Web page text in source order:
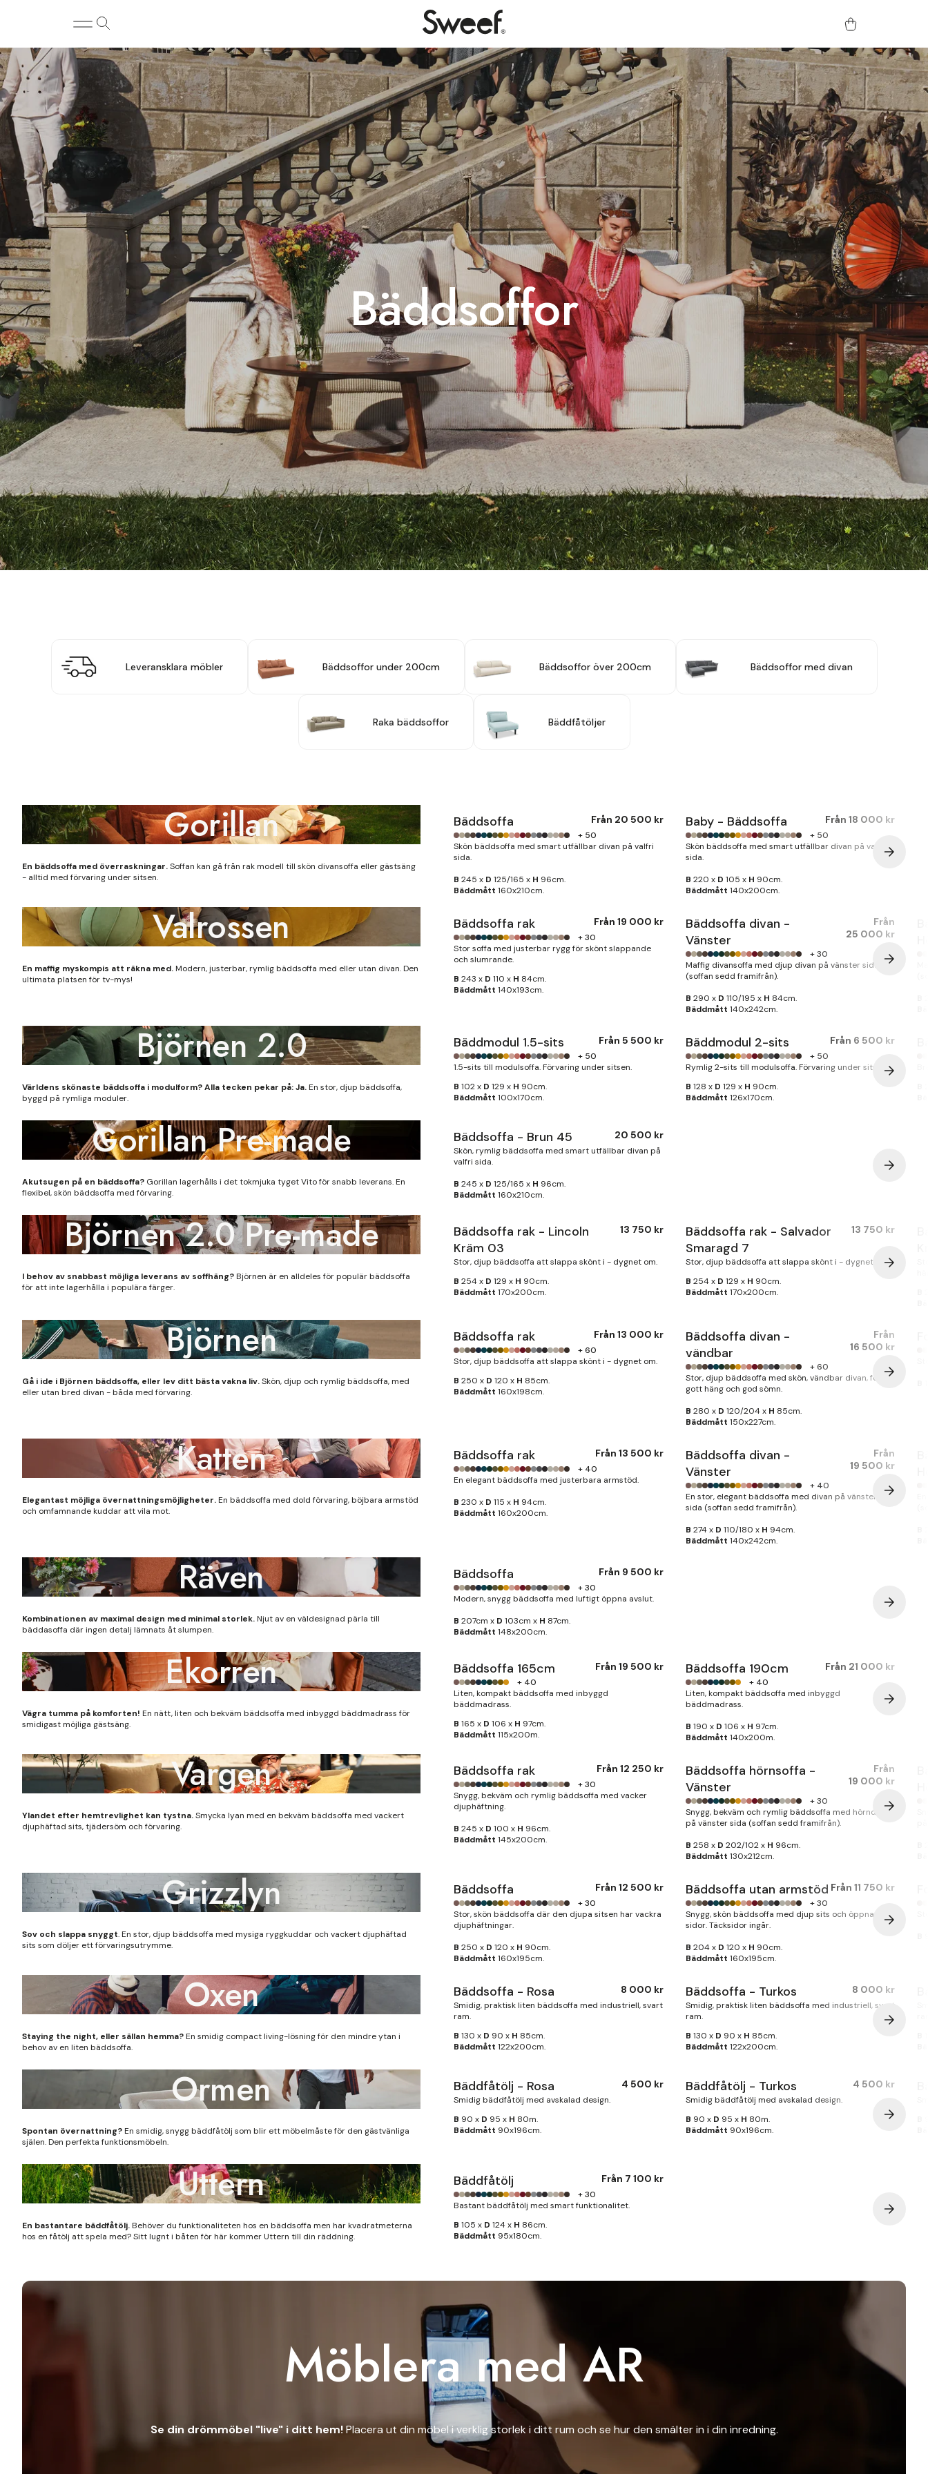
Bäddsoffor
Leveransklara möbler Bäddsoffor under 200cm Bäddsoffor över 200cm Bäddsoffor med divan
Raka bäddsoffor Bäddfåtöljer
Gorillan
En bäddsoffa med överraskningar.Soffan kan gå från rak modell till skön divansoffa eller gästsäng
- alltid med förvaring under sitsen.
Bäddsoffa Från 20 500 kr
+ 50
Skön bäddsoffa med smart utfällbar divan på valfri
sida.
B 245 x D 125/165 x H 96cm.
Bäddmått 160x210cm.
Baby - Bäddsoffa Från 18 000 kr
+ 50
Skön bäddsoffa med smart utfällbar divan på valfri
sida.
B 220 x D 105 xH 90cm.
Bäddmått 140x200cm.
Valrossen
En maffig myskompis att räkna med.Modern, justerbar, rymlig bäddsoffa med eller utan divan. Den
ultimata platsen för tv-mys!
Bäddsoffa rak Från 19 000 kr
+ 30
Stor soffa med justerbar rygg för skönt slappande
och slumrande.
B 243 x D 110 x H 84cm.
Bäddmått 140x193cm.
Bäddsoffa divan -
Vänster
Från
25 000 kr
+ 30
Maffig divansoffa med djup divan på vänster sida
(soffan sedd framifrån).
B 290 x D 110/195 xH 84cm.
Bäddmått 140x242cm.
Björnen 2.0
Världens skönaste bäddsoffa i modulform? Alla tecken pekar på: Ja.En stor, djup bäddsoffa,
byggd på rymliga moduler.
Bäddmodul 1.5-sits Från 5 500 kr
+ 50
1.5-sits till modulsoffa. Förvaring under sitsen.
B 102 x D 129 x H 90cm.
Bäddmått 100x170cm.
Bäddmodul 2-sits Från 6 500 kr
+ 50
Rymlig 2-sits till modulsoffa. Förvaring under sitsen.
B 128 x D 129 x H 90cm.
Bäddmått 126x170cm.
Gorillan Pre-made
Akutsugen på en bäddsoffa? Gorillan lagerhålls i det tokmjuka tyget Vito för snabb leverans. En
flexibel, skön bäddsoffa med förvaring.
Finns i lager
Bäddsoffa - Brun 45 20 500 kr
Skön, rymlig bäddsoffa med smart utfällbar divan på
valfri sida.
B 245 x D 125/165 x H 96cm.
Bäddmått 160x210cm.
Björnen 2.0 Pre-made
I behov av snabbast möjliga leverans av soffhäng?Björnen är en alldeles för populär bäddsoffa
för att inte lagerhålla i populära färger.
Bäddsoffa rak - Lincoln
Kräm 03
13 750 kr
Stor, djup bäddsoffa att slappa skönt i - dygnet om.
B 254 x D 129 x H 90cm.
Bäddmått170x200cm.
Finns i lager
Bäddsoffa rak - Salvador
Smaragd 7
13 750 kr
Stor, djup bäddsoffa att slappa skönt i - dygnet om.
B 254 x D 129 x H 90cm.
Bäddmått 170x200cm.
Björnen
Gå i ide i Björnen bäddsoffa, eller lev ditt bästa vakna liv.Skön, djup och rymlig bäddsoffa, med
eller utan bred divan - båda med förvaring.
Bäddsoffa rak Från 13 000 kr
+ 60
Stor, djup bäddsoffa att slappa skönt i - dygnet om.
B 250 x D 120 x H 85cm.
Bäddmått 160x198cm.
Bäddsoffa divan -
vändbar
Från
16 500 kr
+ 60
Stor, djup bäddsoffa med skön, vändbar divan, för
gott häng och god sömn.
B 280 x D 120/204 x H 85cm.
Bäddmått 150x227cm.
Katten
Elegantast möjliga övernattningsmöjligheter.En bäddsoffa med dold förvaring, böjbara armstöd
och omfamnande kuddar att vila mot.
Bäddsoffa rak Från 13 500 kr
+ 40
En elegant bäddsoffa med justerbara armstöd.
B 230 x D 115 x H 94cm.
Bäddmått 160x200cm.
Bäddsoffa divan -
Vänster
Från
19 500 kr
+ 40
En stor, elegant bäddsoffa med divan på vänster
sida (soffan sedd framifrån).
B 274 x D 110/180 x H 94cm.
Bäddmått 140x242cm.
Räven
Kombinationen av maximal design med minimal storlek.Njut av en väldesignad pärla till
bäddasoffa där ingen detalj lämnats åt slumpen.
Bäddsoffa Från 9 500 kr
+ 30
Modern, snygg bäddsoffa med luftigt öppna avslut.
B 207cm x D 103cm x H 87cm.
Bäddmått 148x200cm.
Ekorren
Vägra tumma på komforten! En nätt, liten och bekväm bäddsoffa med inbyggd bäddmadrass för
smidigast möjliga gästsäng.
Bäddsoffa 165cm Från 19 500 kr
+ 40
Liten, kompakt bäddsoffa med inbyggd
bäddmadrass.
B 165 x D 106 x H 97cm.
Bäddmått 115x200m.
Bäddsoffa 190cm Från 21 000 kr
+ 40
Liten, kompakt bäddsoffa med inbyggd
bäddmadrass.
B 190 x D 106 x H 97cm.
Bäddmått 140x200m.
Vargen
Ylandet efter hemtrevlighet kan tystna.Smycka lyan med en bekväm bäddsoffa med vackert
djuphäftad sits, tjädersöm och förvaring.
Bäddsoffa rak Från 12 250 kr
+ 30
Snygg, bekväm och rymlig bäddsoffa med vacker
djuphäftning.
B 245 x D 100 x H 96cm.
Bäddmått 145x200cm.
Bäddsoffa hörnsoffa -
Vänster
Från
19 000 kr
+ 30
Snygg, bekväm och rymlig bäddsoffa med hörndel
på vänster sida (soffan sedd framifrån).
B 258 x D 202/102 x H 96cm.
Bäddmått 130x212cm.
Grizzlyn
Sov och slappa snyggt. En stor, djup bäddsoffa med mysiga ryggkuddar och vackert djuphäftad
sits som döljer ett förvaringsutrymme.
Bäddsoffa Från 12 500 kr
+ 30
Stor, skön bäddsoffa där den djupa sitsen har vackra
djuphäftningar.
B 250 x D 120 x H 90cm.
Bäddmått 160x195cm.
Bäddsoffa utan armstöd Från 11 750 kr
+ 30
Snygg, skön bäddsoffa med djup sits och öppna
sidor. Täcksidor ingår.
B 204 x D 120 x H 90cm.
Bäddmått 160x195cm.
Oxen
Staying the night, eller sällan hemma?En smidig compact living-lösning för den mindre ytan i
behov av en liten bäddsoffa.
Finns i lager
Bäddsoffa - Rosa 8 000 kr
Smidig, praktisk liten bäddsoffa med industriell, svart
ram.
B 130 x D 90 x H 85cm.
Bäddmått 122x200cm.
Bäddsoffa - Turkos 8 000 kr
Smidig, praktisk liten bäddsoffa med industriell, svart
ram.
B 130 x D 90 x H 85cm.
Bäddmått 122x200cm.
Ormen
Spontan övernattning?En smidig, snygg bäddfåtölj som blir ett möbelmåste för den gästvänliga
själen. Den perfekta funktionsmöbeln.
Bäddfåtölj - Rosa 4 500 kr
Smidig bäddfåtölj med avskalad design.
B 90 x D 95 x H 80m.
Bäddmått 90x196cm.
Bäddfåtölj - Turkos 4 500 kr
Smidig bäddfåtölj med avskalad design.
B 90 x D 95 x H 80m.
Bäddmått 90x196cm.
Uttern
En bastantare bäddfåtölj.Behöver du funktionaliteten hos en bäddsoffa men har kvadratmeterna
hos en fåtölj att spela med? Sitt lugnt i båten för här kommer Uttern till din räddning.
Bäddfåtölj Från 7 100 kr
+ 30
Bastant bäddfåtölj med smart funktionalitet.
B 105 x D 124 x H 86cm.
Bäddmått 95x180cm.
Möblera med AR
Se din drömmöbel "live" i ditt hem!Placera ut din möbel i verklig storlek i ditt rum och se hur den smälter in i din inredning.